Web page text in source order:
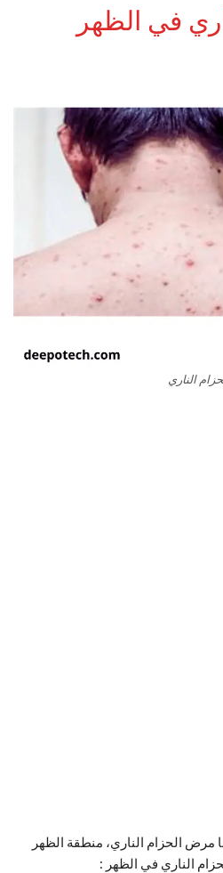
في الظهر
الناري
مرض الحزام الناري، منطقة الظهر
الناري في الظهر :